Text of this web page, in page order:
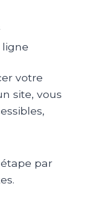
ligne
votre
site, vous
étape par